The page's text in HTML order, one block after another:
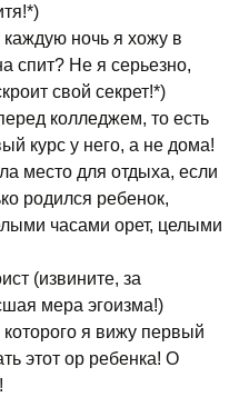
ночь я хожу в
спит? Не я серьезно,
свой секрет!*)
колледжем, то есть
курс у него, а не дома!
место для отдыха, если
родился ребенок,
часами орет, целыми
(извините, за
мера эгоизма!)
я вижу первый
этот ор ребенка! О